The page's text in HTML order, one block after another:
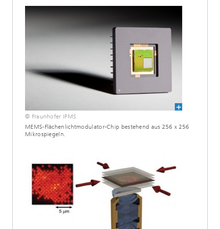
© Fraunhofer IPMS
MEMS-Flächenlichtmodulator-Chip bestehend aus 256 x 256
Mikrospiegeln.